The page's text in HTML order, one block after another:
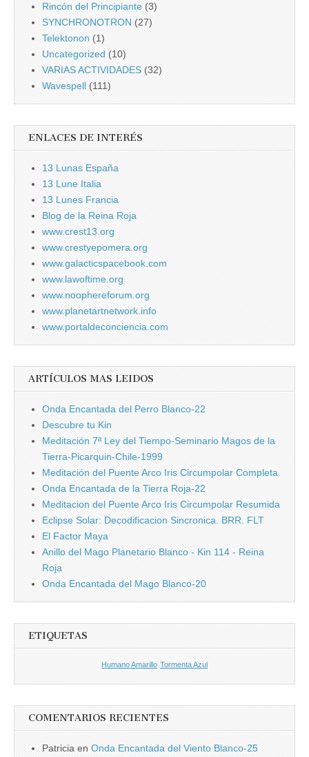
Rincón del Principiante (3)
SYNCHRONOTRON (27)
Telektonon (1)
Uncategorized (10)
VARIAS ACTIVIDADES (32)
Wavespell (111)
ENLACES DE INTERÉS
13 Lunas España
13 Lune Italia
13 Lunes Francia
Blog de la Reina Roja
www.crest13.org
www.crestyepomera.org
www.galacticspacebook.com
www.lawoftime.org
www.noophereforum.org
www.planetartnetwork.info
www.portaldeconciencia.com
ARTÍCULOS MAS LEIDOS
Onda Encantada del Perro Blanco-22
Descubre tu Kin
Meditación 7ª Ley del Tiempo-Seminario Magos de la
Tierra-Picarquin-Chile-1999
Meditación del Puente Arco Iris Circumpolar Completa
Onda Encantada de la Tierra Roja-22
Meditacion del Puente Arco Iris Circumpolar Resumida
Eclipse Solar: Decodificacion Sincronica. BRR. FLT
El Factor Maya
Anillo del Mago Planetario Blanco - Kin 114 - Reina
Roja
Onda Encantada del Mago Blanco-20
ETIQUETAS
Humano Amarillo Tormenta Azul
COMENTARIOS RECIENTES
Patricia en Onda Encantada del Viento Blanco-25